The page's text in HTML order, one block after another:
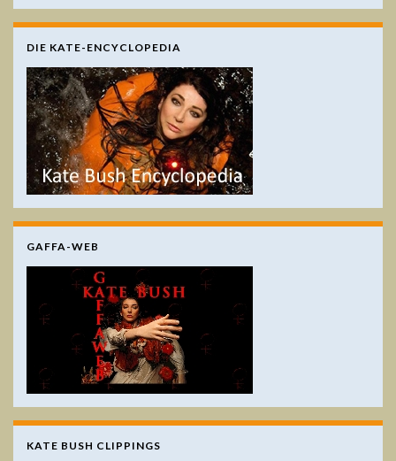
DIE KATE-ENCYCLOPEDIA
GAFFA-WEB
KATE BUSH CLIPPINGS